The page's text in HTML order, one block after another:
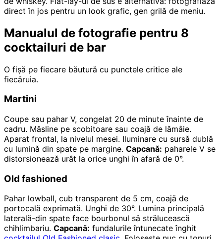
direct în jos pentru un look grafic, gen grilă de meniu.
Manualul de fotografie pentru 8
cocktailuri de bar
O fișă pe fiecare băutură cu punctele critice ale
fiecăruia.
Martini
Coupe sau pahar V, congelat 20 de minute înainte de
cadru. Măsline pe scobitoare sau coajă de lămâie.
Aparat frontal, la nivelul mesei. Iluminare cu sursă dublă
cu lumină din spate pe margine. Capcană: paharele V se
distorsionează urât la orice unghi în afară de 0°.
Old fashioned
Pahar lowball, cub transparent de 5 cm, coajă de
portocală exprimată. Unghi de 30°. Lumina principală
laterală-din spate face bourbonul să strălucească
chihlimbariu. Capcană: fundalurile întunecate înghit